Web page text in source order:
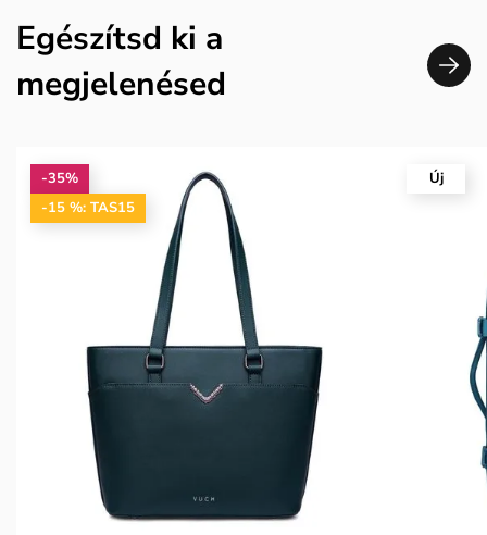
Egészítsd ki a
megjelenésed
-35%
-15 %: TAS15
Új